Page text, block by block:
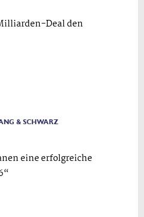
Deal den
& SCHWARZ
eine erfolgreiche